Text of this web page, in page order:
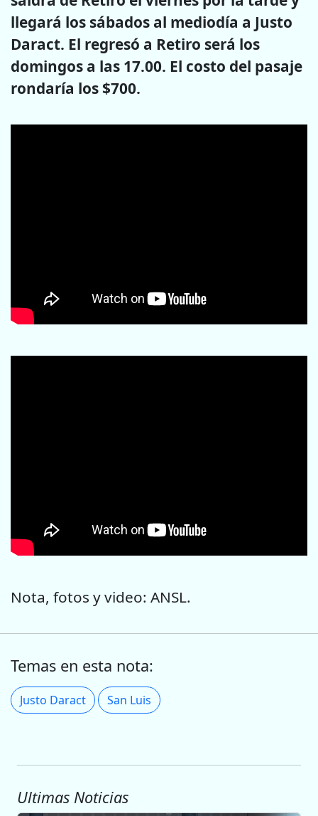
llegará los sábados al mediodía a Justo
Daract. El regresó a Retiro será los
domingos a las 17.00. El costo del pasaje
rondaría los $700.
Nota, fotos y video: ANSL.
Temas en esta nota:
Justo Daract San Luis
Ultimas Noticias